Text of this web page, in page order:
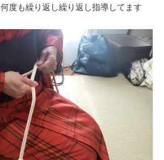
度も繰り返し繰り返し指導してます